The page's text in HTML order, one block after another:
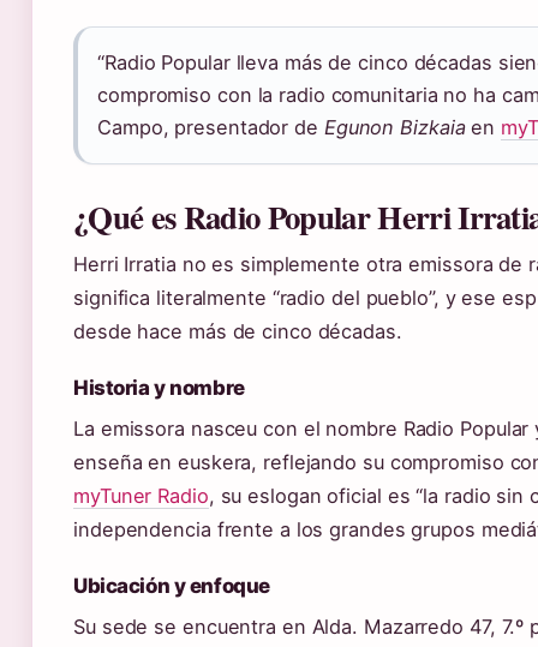
“Radio Popular lleva más de cinco décadas
compromiso con la radio comunitaria no ha
Campo, presentador de Egunon Bizkaiaen
¿Qué es Radio Popular Herri
Herri Irratia no es simplemente otra emissora de
significa literalmente “radio del pueblo”, y ese
desde hace más de cinco décadas.
Historia y nombre
La emissora nasceu con el nombre Radio
enseña en euskera, reflejando su compromiso
myTuner Radio, su eslogan oficial es “la radio sin
independencia frente a los grandes grupos
Ubicación y enfoque
Su sede se encuentra en Alda. Mazarredo 47,